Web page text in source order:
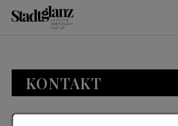
KONTAKT
Stadtglanz / mediaworld GmbH